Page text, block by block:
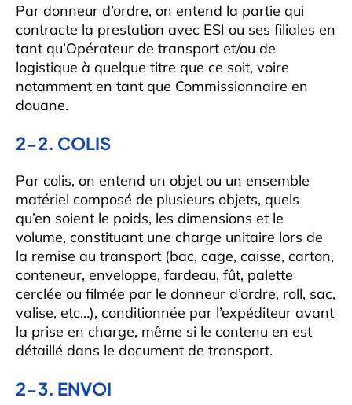
Par donneur d’ordre, on entend la partie qui
contracte la prestation avec ESI ou ses filiales en
tant qu’Opérateur de transport et/ou de
logistique à quelque titre que ce soit, voire
notamment en tant que Commissionnaire en
douane.
2-2. COLIS
Par colis, on entend un objet ou un ensemble
matériel composé de plusieurs objets, quels
qu’en soient le poids, les dimensions et le
volume, constituant une charge unitaire lors de
la remise au transport (bac, cage, caisse, carton,
conteneur, enveloppe, fardeau, fût, palette
cerclée ou filmée par le donneur d’ordre, roll, sac,
valise, etc…), conditionnée par l’expéditeur avant
la prise en charge, même si le contenu en est
détaillé dans le document de transport.
2-3. ENVOI